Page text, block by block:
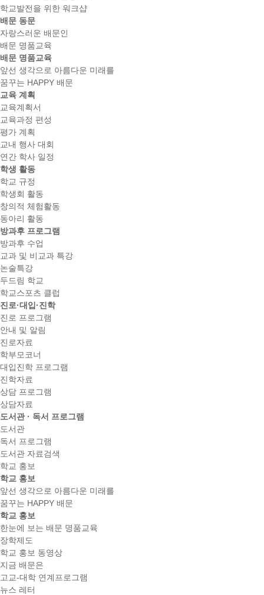
학교발전을 위한 워크샵
배문 동문
자랑스러운 배문인
배문 명품교육
배문 명품교육
앞선 생각으로 아름다운 미래를
꿈꾸는 HAPPY 배문
교육 계획
교육계획서
교육과정 편성
평가 계획
교내 행사 대회
연간 학사 일정
학생 활동
학교 규정
학생회 활동
창의적 체험활동
동아리 활동
방과후 프로그램
방과후 수업
교과 및 비교과 특강
논술특강
두드림 학교
학교스포츠 클럽
진로·대입·진학
진로 프로그램
안내 및 알림
진로자료
학부모코너
대입진학 프로그램
진학자료
상담 프로그램
상담자료
도서관 · 독서 프로그램
도서관
독서 프로그램
도서관 자료검색
학교 홍보
학교 홍보
앞선 생각으로 아름다운 미래를
꿈꾸는 HAPPY 배문
학교 홍보
한눈에 보는 배문 명품교육
장학제도
학교 홍보 동영상
지금 배문은
고교-대학 연계프로그램
뉴스 레터